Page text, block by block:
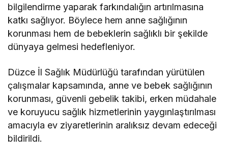
bilgilendirme yaparak farkındalığın artırılmasına
katkı sağlıyor. Böylece hem anne sağlığının
korunması hem de bebeklerin sağlıklı bir şekilde
dünyaya gelmesi hedefleniyor.
Düzce İl Sağlık Müdürlüğü tarafından yürütülen
çalışmalar kapsamında, anne ve bebek sağlığının
korunması, güvenli gebelik takibi, erken müdahale
ve koruyucu sağlık hizmetlerinin yaygınlaştırılması
amacıyla ev ziyaretlerinin aralıksız devam edeceği
bildirildi.